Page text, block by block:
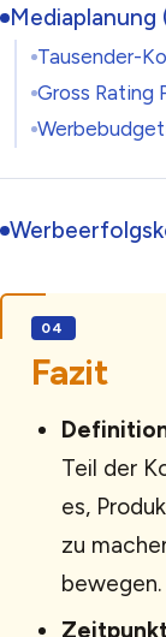
Tausender-
Gross Rating
Fazit
Teil der
es,
zu
bewegen.